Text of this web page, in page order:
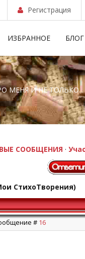
Регистрация
ИЗБРАННОЕ БЛОГ
МЕНЯ И НЕ ТОЛЬКО...
СООБЩЕНИЯ ·
СтихоТворения)
# 16